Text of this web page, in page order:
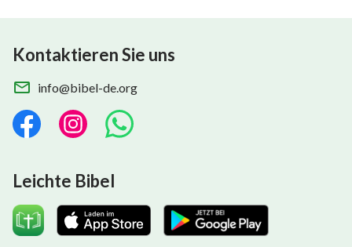
Kontaktieren Sie uns
info@bibel-de.org
Leichte Bibel